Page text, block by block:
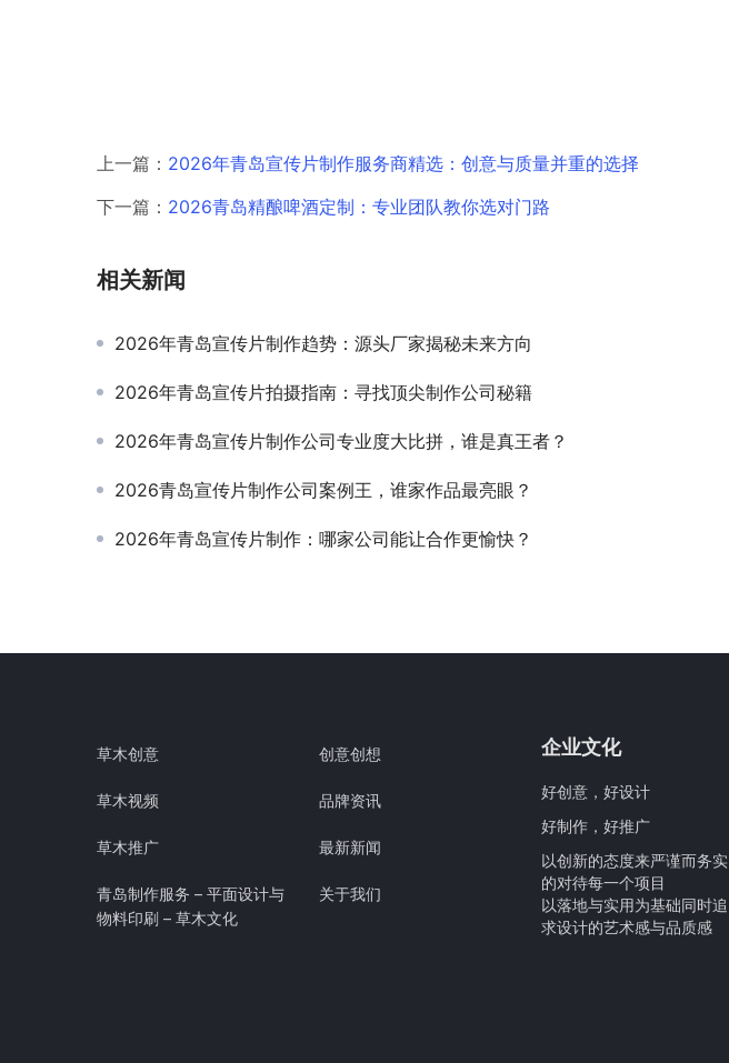
上一篇： 2026年青岛宣传片制作服务商精选：创意与质量并重的选择
下一篇： 2026青岛精酿啤酒定制：专业团队教你选对门路
相关新闻
2026年青岛宣传片制作趋势：源头厂家揭秘未来方向
2026年青岛宣传片拍摄指南：寻找顶尖制作公司秘籍
2026年青岛宣传片制作公司专业度大比拼，谁是真王者？
2026青岛宣传片制作公司案例王，谁家作品最亮眼？
2026年青岛宣传片制作：哪家公司能让合作更愉快？
草木创意
草木视频
草木推广
青岛制作服务 – 平面设计与
物料印刷 – 草木文化
创意创想
品牌资讯
最新新闻
关于我们
企业文化
好创意，好设计
好制作，好推广
以创新的态度来严谨而务实
的对待每一个项目
以落地与实用为基础同时追
求设计的艺术感与品质感